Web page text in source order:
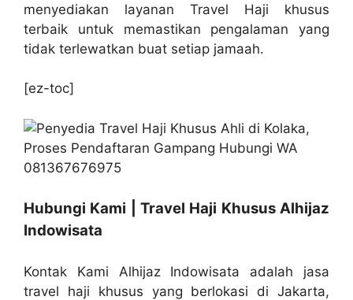
menyediakan layanan Travel Haji khusus
terbaik untuk memastikan pengalaman yang
tidak terlewatkan buat setiap jamaah.
[ez-toc]
Hubungi Kami | Travel Haji Khusus Alhijaz
Indowisata
Kontak Kami Alhijaz Indowisata adalah jasa
travel haji khusus yang berlokasi di Jakarta,